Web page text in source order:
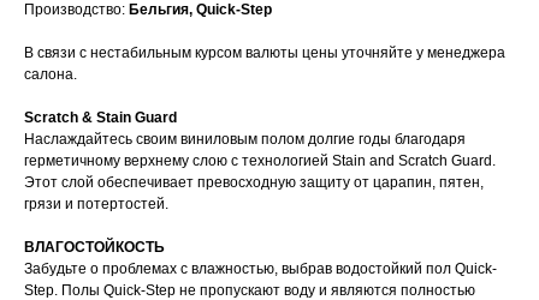
Производство: Бельгия, Quick-Step
В связи с нестабильным курсом валюты цены уточняйте у менеджера
салона.
Scratch & Stain Guard
Наслаждайтесь своим виниловым полом долгие годы благодаря
герметичному верхнему слою с технологией Stain and Scratch Guard.
Этот слой обеспечивает превосходную защиту от царапин, пятен,
грязи и потертостей.
ВЛАГОСТОЙКОСТЬ
Забудьте о проблемах с влажностью, выбрав водостойкий пол Quick-
Step. Полы Quick-Step не пропускают воду и являются полностью